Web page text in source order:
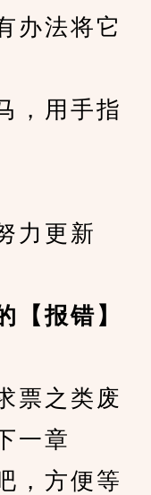
办法将它
用手指
更新
【报错】
之类废
一章
方便等